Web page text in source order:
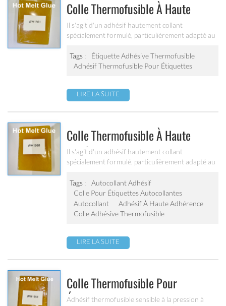
Colle Thermofusible À Haute
Adhérence Pour Coller Sur Des
Surfaces Difficiles Et Rugueuses
Étiquettes WM1961
Il s'agit d'un adhésif hautement collant
spécialement formulé, particulièrement adapté au
telles que des sacs tissés, des planches de bois, des
cartons, etc. Il a de bonnes performances dans la
Tags :
Étiquette Adhésive Thermofusible
Adhésif Thermofusible Pour Étiquettes
LIRE LA SUITE
Colle Thermofusible À Haute
Adhérence Pour Coller Sur Des
Surfaces Difficiles Et Rugueuses
Étiquettes WM1960
Il s'agit d'un adhésif hautement collant
spécialement formulé, particulièrement adapté au
telles que des sacs tissés, des planches de bois, des
cartons, etc. Il a de bonnes performances dans la
découpe à grande vitesse, l'évacuation des
déchets et l'étiquetage automatique.
Tags :
Autocollant Adhésif
Colle Pour Étiquettes Autocollantes
Autocollant
Adhésif À Haute Adhérence
Colle Adhésive Thermofusible
LIRE LA SUITE
Colle Thermofusible Pour
Étiquettes Autocollantes Et
Adhésif thermofusible sensible à la pression à